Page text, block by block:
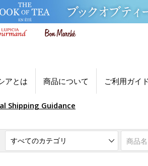
アとは 商品について ご利用ガイド
Shipping Guidance